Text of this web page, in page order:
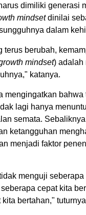
dimiliki generasi
mindsetdinilai
dalam
terus berubah,
mindset) adalah
katanya.
mengingatkan bahwa
lagi hanya
semata.
ketangguhan
menjadi faktor
menguji seberapa
cepat kita
bertahan,"